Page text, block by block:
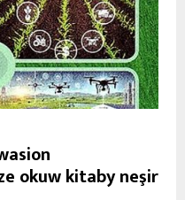
okuw kitaby neşir